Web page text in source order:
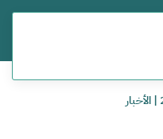
|الأخبار